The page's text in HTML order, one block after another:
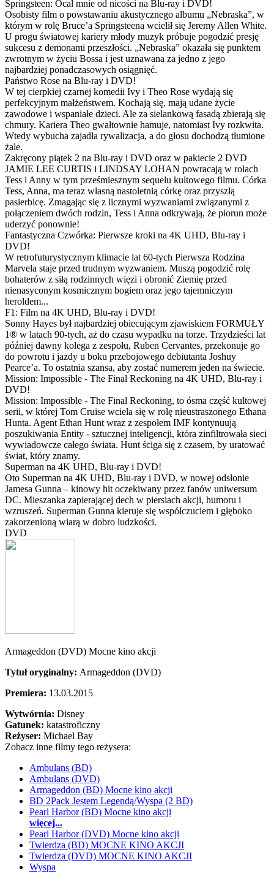
Springsteen: Ocal mnie od nicości na Blu-ray i DVD!
Osobisty film o powstawaniu akustycznego albumu „Nebraska”, w
którym w rolę Bruce’a Springsteena wcielił się Jeremy Allen White.
U progu światowej kariery młody muzyk próbuje pogodzić presję
sukcesu z demonami przeszłości. „Nebraska” okazała się punktem
zwrotnym w życiu Bossa i jest uznawana za jedno z jego
najbardziej ponadczasowych osiągnięć.
Państwo Rose na Blu-ray i DVD!
W tej cierpkiej czarnej komedii Ivy i Theo Rose wydają się
perfekcyjnym małżeństwem. Kochają się, mają udane życie
zawodowe i wspaniałe dzieci. Ale za sielankową fasadą zbierają się
chmury. Kariera Theo gwałtownie hamuje, natomiast Ivy rozkwita.
Wtedy wybucha zajadła rywalizacja, a do głosu dochodzą tłumione
żale.
Zakręcony piątek 2 na Blu-ray i DVD oraz w pakiecie 2 DVD
JAMIE LEE CURTIS i LINDSAY LOHAN powracają w rolach
Tess i Anny w tym prześmiesznym sequelu kultowego filmu. Córka
Tess, Anna, ma teraz własną nastoletnią córkę oraz przyszłą
pasierbicę. Zmagając się z licznymi wyzwaniami związanymi z
połączeniem dwóch rodzin, Tess i Anna odkrywają, że piorun może
uderzyć ponownie!
Fantastyczna Czwórka: Pierwsze kroki na 4K UHD, Blu-ray i
DVD!
W retrofuturystycznym klimacie lat 60-tych Pierwsza Rodzina
Marvela staje przed trudnym wyzwaniem. Muszą pogodzić rolę
bohaterów z siłą rodzinnych więzi i obronić Ziemię przed
nienasyconym kosmicznym bogiem oraz jego tajemniczym
heroldem...
F1: Film na 4K UHD, Blu-ray i DVD!
Sonny Hayes był najbardziej obiecującym zjawiskiem FORMUŁY
1® w latach 90-tych, aż do czasu wypadku na torze. Trzydzieści lat
później dawny kolega z zespołu, Ruben Cervantes, przekonuje go
do powrotu i jazdy u boku przebojowego debiutanta Joshuy
Pearce’a. To ostatnia szansa, aby zostać numerem jeden na świecie.
Mission: Impossible - The Final Reckoning na 4K UHD, Blu-ray i
DVD!
Mission: Impossible - The Final Reckoning, to ósma część kultowej
serii, w której Tom Cruise wciela się w rolę nieustraszonego Ethana
Hunta. Agent Ethan Hunt wraz z zespołem IMF kontynuują
poszukiwania Entity - sztucznej inteligencji, która zinfiltrowała sieci
wywiadowcze całego świata. Hunt ściga się z czasem, by uratować
świat, który znamy.
Superman na 4K UHD, Blu-ray i DVD!
Oto Superman na 4K UHD, Blu-ray i DVD, w nowej odsłonie
Jamesa Gunna – kinowy hit oczekiwany przez fanów uniwersum
DC. Mieszanka zapierającej dech w piersiach akcji, humoru i
wzruszeń. Superman Gunna kieruje się współczuciem i głęboko
zakorzenioną wiarą w dobro ludzkości.
DVD
Armageddon (DVD) Mocne kino akcji
Tytuł oryginalny: Armageddon (DVD)
Premiera: 13.03.2015
Wytwórnia: Disney
Gatunek: katastroficzny
Reżyser: Michael Bay
Zobacz inne filmy tego reżysera:
Ambulans (BD)
Ambulans (DVD)
Armageddon (BD) Mocne kino akcji
BD 2Pack Jestem Legendą/Wyspa (2 BD)
Pearl Harbor (BD) Mocne kino akcji
więcej...
Pearl Harbor (DVD) Mocne kino akcji
Twierdza (BD) MOCNE KINO AKCJI
Twierdza (DVD) MOCNE KINO AKCJI
Wyspa